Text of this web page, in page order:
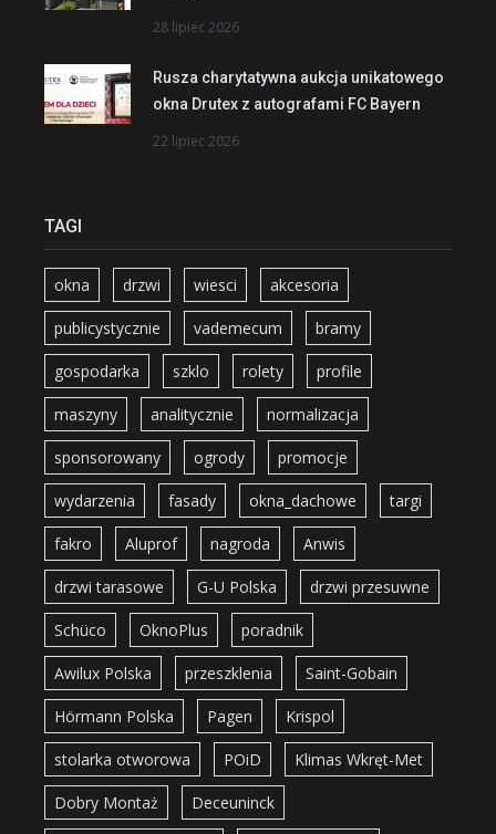
28 lipiec 2026
Rusza charytatywna aukcja unikatowego
okna Drutex z autografami FC Bayern
22 lipiec 2026
TAGI
okna drzwi wiesci akcesoria
publicystycznie vademecum bramy
gospodarka szklo rolety profile
maszyny analitycznie normalizacja
sponsorowany ogrody promocje
wydarzenia fasady okna_dachowe targi
fakro Aluprof nagroda Anwis
drzwi tarasowe G-U Polska drzwi przesuwne
Schüco OknoPlus poradnik
Awilux Polska przeszklenia Saint-Gobain
Hörmann Polska Pagen Krispol
stolarka otworowa POiD Klimas Wkręt-Met
Dobry Montaż Deceuninck